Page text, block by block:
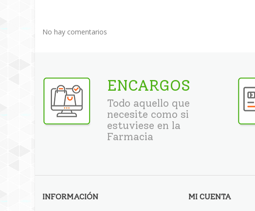
No hay comentarios
ENCARGOS
Todo aquello que
necesite como si
estuviese en la
Farmacia
INFORMACIÓN MI CUENTA